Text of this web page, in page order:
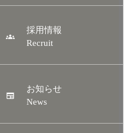
採用情報
Recruit
お知らせ
News